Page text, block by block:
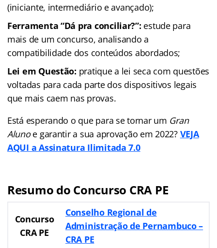
(iniciante, intermediário e avançado);
Ferramenta “Dá pra conciliar?”: estude para
mais de um concurso, analisando a
compatibilidade dos conteúdos abordados;
Lei em Questão: pratique a lei seca com questões
voltadas para cada parte dos dispositivos legais
que mais caem nas provas.
Está esperando o que para se tornar um Gran
Alunoe garantir a sua aprovação em 2022? VEJA
AQUI a Assinatura Ilimitada 7.0
Resumo do Concurso CRA PE
Concurso
CRA PE
Conselho Regional de
Administração de Pernambuco –
CRA PE